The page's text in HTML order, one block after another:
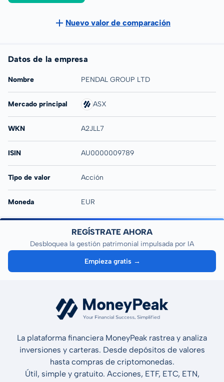
Nuevo valor de comparación
Datos de la empresa
Nombre PENDAL GROUP LTD
Mercado principal ASX
WKN A2JLL7
ISIN AU0000009789
Tipo de valor Acción
Moneda EUR
REGÍSTRATE AHORA
Desbloquea la gestión patrimonial impulsada por IA
Empieza gratis →
La plataforma financiera MoneyPeak rastrea y analiza
inversiones y carteras. Desde depósitos de valores
hasta compras de criptomonedas.
Útil, simple y gratuito. Acciones, ETF, ETC, ETN,